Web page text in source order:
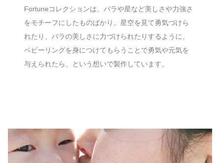
Fortuneコレクションは、バラや星など美しさや力強さ
をモチーフにしたものばかり。星空を見て勇気づけら
れたり、バラの美しさに力づけられたりするように、
ベビーリングを身につけてもらうことで勇気や元気を
与えられたら、という想いで製作しています。